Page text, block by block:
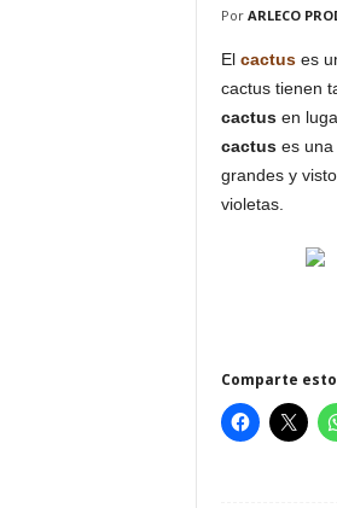
Por ARLECO
El cactuses
cactus tienen
cactusen
cactuses una
grandes y
violetas.
Comparte